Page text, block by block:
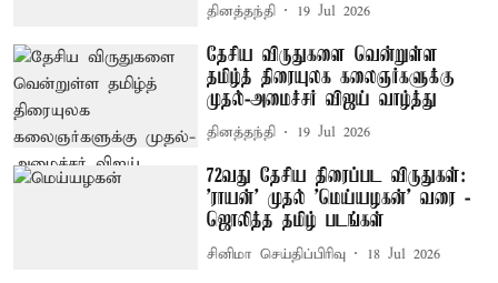
தினத்தந்தி 19 Jul 2026
தேசிய விருதுகளை வென்றுள்ள
தமிழ்த் திரையுலக கலைஞர்களுக்கு
முதல்-அமைச்சர் விஜய் வாழ்த்து
தினத்தந்தி 19 Jul 2026
72வது தேசிய திரைப்பட விருதுகள்:
'ராயன்' முதல் 'மெய்யழகன்' வரை -
ஜொலித்த தமிழ் படங்கள்
சினிமா செய்திப்பிரிவு 18 Jul 2026